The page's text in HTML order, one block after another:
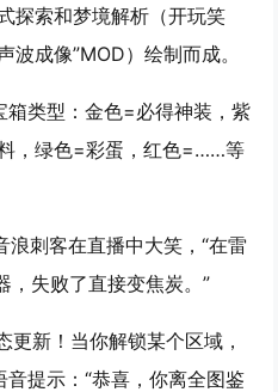
探索和梦境解析（开玩笑
波成像”MOD）绘制而成。
箱类型：金色=必得神装，紫
，绿色=彩蛋，红色=……等
浪刺客在直播中大笑，“在雷
，失败了直接变焦炭。”
更新！当你解锁某个区域，
提示：“恭喜，你离全图鉴